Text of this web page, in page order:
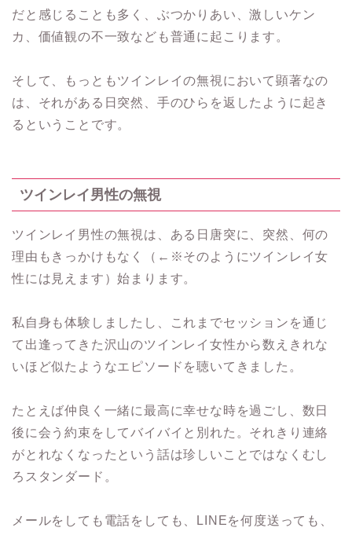
だと感じることも多く、ぶつかりあい、激しいケン
カ、価値観の不一致なども普通に起こります。
そして、もっともツインレイの無視において顕著なの
は、それがある日突然、手のひらを返したように起き
るということです。
ツインレイ男性の無視
ツインレイ男性の無視は、ある日唐突に、突然、何の
理由もきっかけもなく（←※そのようにツインレイ女
性には見えます）始まります。
私自身も体験しましたし、これまでセッションを通じ
て出逢ってきた沢山のツインレイ女性から数えきれな
いほど似たようなエピソードを聴いてきました。
たとえば仲良く一緒に最高に幸せな時を過ごし、数日
後に会う約束をしてバイバイと別れた。それきり連絡
がとれなくなったという話は珍しいことではなくむし
ろスタンダード。
メールをしても電話をしても、LINEを何度送っても、